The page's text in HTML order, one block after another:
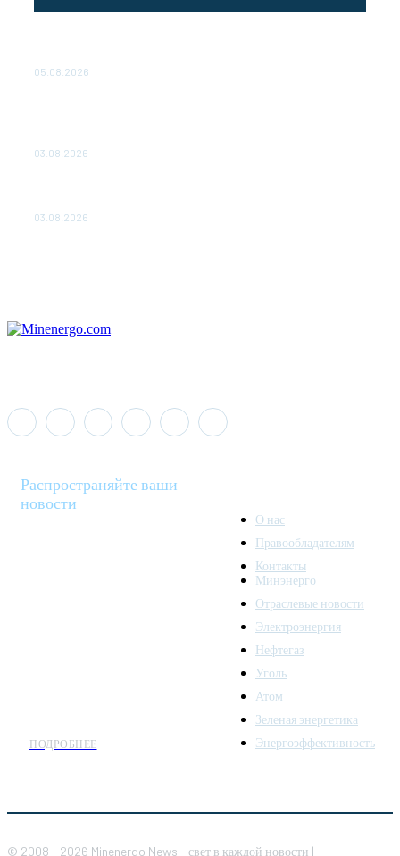
05.08.2026
03.08.2026
03.08.2026
Распространяйте ваши
новости
ПОДРОБНЕЕ
О нас
Правообладателям
Контакты
Минэнерго
Отраслевые новости
Электроэнергия
Нефтегаз
Уголь
Атом
Зеленая энергетика
Энергоэффективность
© 2008 - 2026 Minenergo News - свет в каждой новости |